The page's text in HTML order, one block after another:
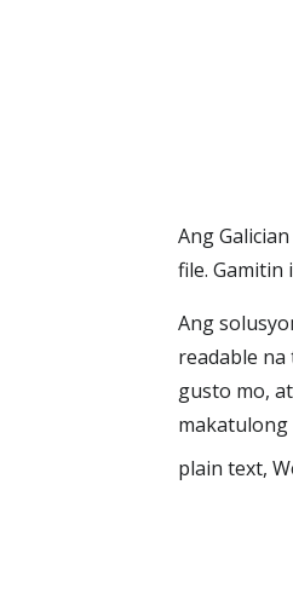
Ang
file. Gamitin
Ang
readable na
gusto mo,
makatulong
plain text,